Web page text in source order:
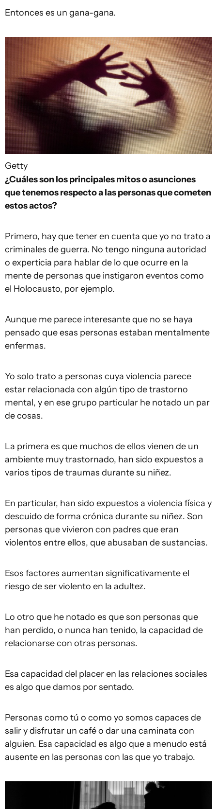
Entonces es un gana-gana.
Getty
¿Cuáles son los principales mitos o asunciones
que tenemos respecto a las personas que cometen
estos actos?
Primero, hay que tener en cuenta que yo no trato a
criminales de guerra. No tengo ninguna autoridad
o experticia para hablar de lo que ocurre en la
mente de personas que instigaron eventos como
el Holocausto, por ejemplo.
Aunque me parece interesante que no se haya
pensado que esas personas estaban mentalmente
enfermas.
Yo solo trato a personas cuya violencia parece
estar relacionada con algún tipo de trastorno
mental, y en ese grupo particular he notado un par
de cosas.
La primera es que muchos de ellos vienen de un
ambiente muy trastornado, han sido expuestos a
varios tipos de traumas durante su niñez.
En particular, han sido expuestos a violencia física y
descuido de forma crónica durante su niñez. Son
personas que vivieron con padres que eran
violentos entre ellos, que abusaban de sustancias.
Esos factores aumentan significativamente el
riesgo de ser violento en la adultez.
Lo otro que he notado es que son personas que
han perdido, o nunca han tenido, la capacidad de
relacionarse con otras personas.
Esa capacidad del placer en las relaciones sociales
es algo que damos por sentado.
Personas como tú o como yo somos capaces de
salir y disfrutar un café o dar una caminata con
alguien. Esa capacidad es algo que a menudo está
ausente en las personas con las que yo trabajo.